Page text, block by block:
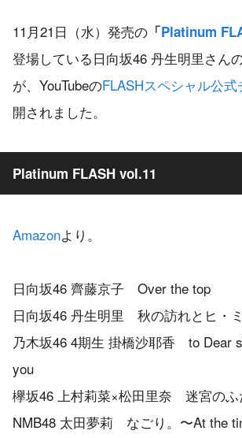
11月21日（水）発売の 「Platinum
登場している日向坂46 丹生明里さん
が、YouTubeのFLASHスペシャル公
開されました。
Platinum FLASH vol.11
Amazonより。
日向坂46 齊藤京子 Over the top
日向坂46 丹生明里 秋の訪れとヒ・
乃木坂46 4期生 掛橋沙耶香 to Dear
you
欅坂46 上村莉菜×松田里奈 迷宮のふ
NMB48 太田夢莉 なごり。〜At the